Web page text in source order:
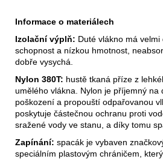
Informace o materiálech
Izolační výplň: Duté vlákno má
schopnost a nízkou hmotnost,
dobře vysychá.
Nylon 380T: hustě tkaná příze z
umělého vlákna. Nylon je příjemný na
poškození a propouští odpařovanou
poskytuje částečnou ochranu proti
sražené vody ve stanu, a díky tomu
Zapínání: spacák je vybaven
speciálním plastovým chráničem,